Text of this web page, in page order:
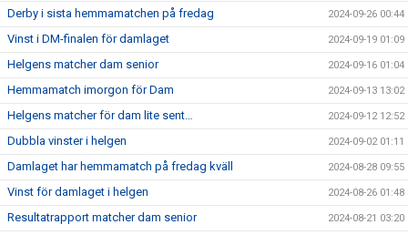
Derby i sista hemmamatchen på fredag 2024-09-26 00:44
Vinst i DM-finalen för damlaget 2024-09-19 01:09
Helgens matcher dam senior 2024-09-16 01:04
Hemmamatch imorgon för Dam 2024-09-13 13:02
Helgens matcher för dam lite sent… 2024-09-12 12:52
Dubbla vinster i helgen 2024-09-02 01:11
Damlaget har hemmamatch på fredag kväll 2024-08-28 09:55
Vinst för damlaget i helgen 2024-08-26 01:48
Resultatrapport matcher dam senior 2024-08-21 03:20